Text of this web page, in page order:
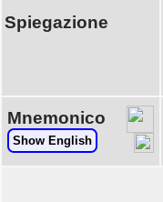
Spiegazione
Mnemonico
Show English